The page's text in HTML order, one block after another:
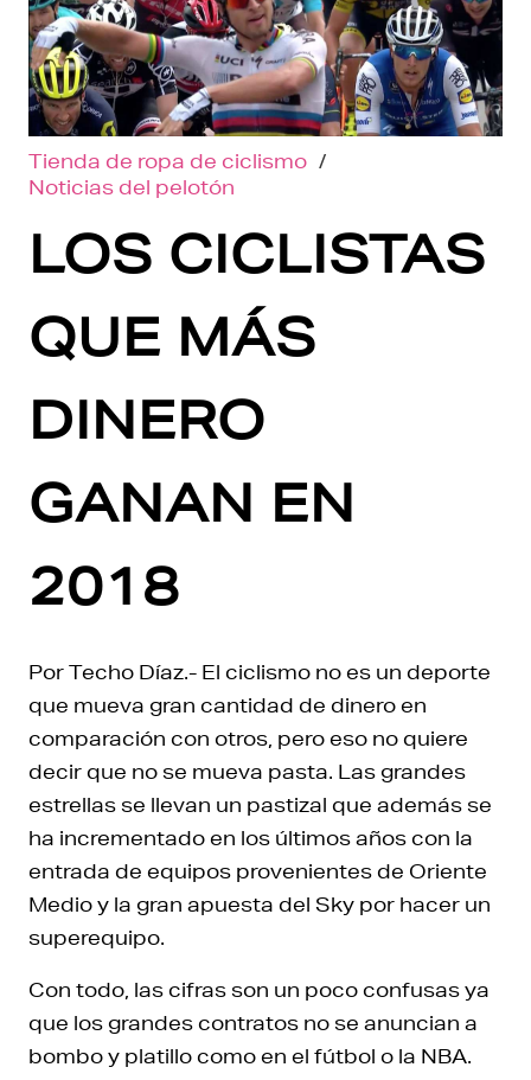
Tienda de ropa de ciclismo /
Noticias del pelotón
LOS CICLISTAS
QUE MÁS
DINERO
GANAN EN
2018
Por Techo Díaz.- El ciclismo no es un deporte
que mueva gran cantidad de dinero en
comparación con otros, pero eso no quiere
decir que no se mueva pasta. Las grandes
estrellas se llevan un pastizal que además se
ha incrementado en los últimos años con la
entrada de equipos provenientes de Oriente
Medio y la gran apuesta del Sky por hacer un
superequipo.
Con todo, las cifras son un poco confusas ya
que los grandes contratos no se anuncian a
bombo y platillo como en el fútbol o la NBA.